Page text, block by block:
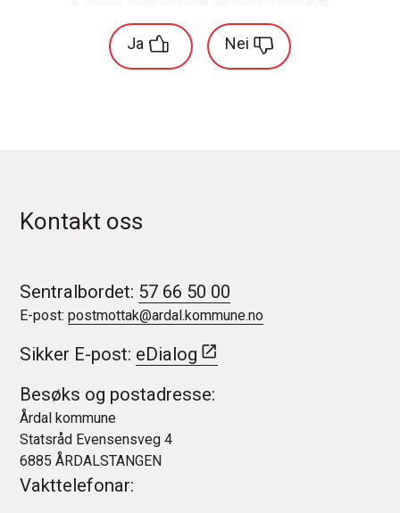
Ja Nei
Kontakt oss
Sentralbordet: 57 66 50 00
E-post:postmottak@ardal.kommune.no
Sikker E-post: eDialog
Besøks og postadresse:
Årdal kommune
Statsråd Evensensveg 4
6885 ÅRDALSTANGEN
Vakttelefonar: